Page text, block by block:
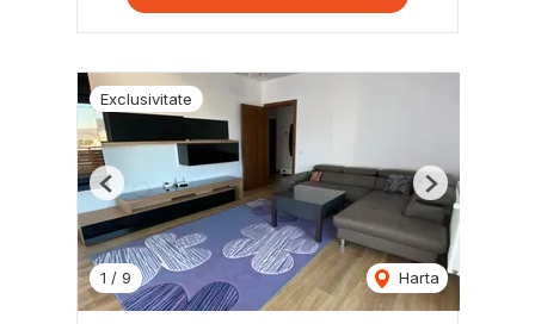
Exclusivitate
1 / 9 Harta
Previous Next